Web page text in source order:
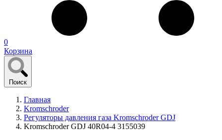
0
Корзина
Поиск
Главная
Kromschroder
Регуляторы давления газа Kromschroder GDJ
Kromschroder GDJ 40R04-4 3155039